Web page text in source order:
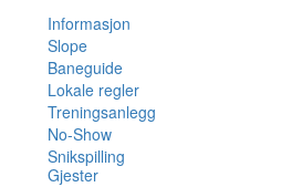
Informasjon
Slope
Baneguide
Lokale regler
Treningsanlegg
No-Show
Snikspilling
Gjester